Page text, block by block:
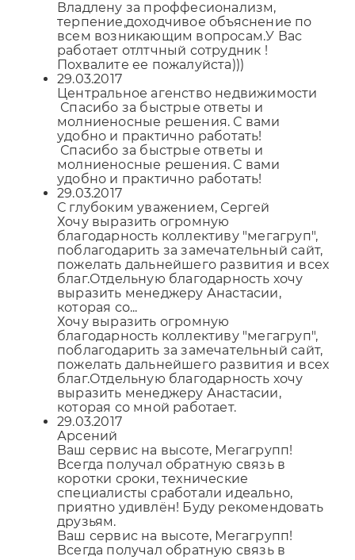
Владлену за проффесионализм,
терпение,доходчивое объяснение по
всем возникающим вопросам.У Вас
работает отлтчный сотрудник !
Похвалите ее пожалуйста)))
29.03.2017
Центральное агенство недвижимости
Спасибо за быстрые ответы и
молниеносные решения. С вами
удобно и практично работать!
Спасибо за быстрые ответы и
молниеносные решения. С вами
удобно и практично работать!
29.03.2017
С глубоким уважением, Сергей
Хочу выразить огромную
благодарность коллективу "мегагруп",
поблагодарить за замечательный сайт,
пожелать дальнейшего развития и всех
благ.Отдельную благодарность хочу
выразить менеджеру Анастасии,
которая со...
Хочу выразить огромную
благодарность коллективу "мегагруп",
поблагодарить за замечательный сайт,
пожелать дальнейшего развития и всех
благ.Отдельную благодарность хочу
выразить менеджеру Анастасии,
которая со мной работает.
29.03.2017
Арсений
Ваш сервис на высоте, Мегагрупп!
Всегда получал обратную связь в
коротки сроки, технические
специалисты сработали идеально,
приятно удивлён! Буду рекомендовать
друзьям.
Ваш сервис на высоте, Мегагрупп!
Всегда получал обратную связь в